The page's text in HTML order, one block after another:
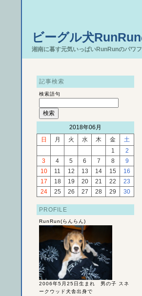
ビーグル犬
湘南に暮す元気いっぱいRunRunのパワ
記事検索
検索語句
2018年06月
日
月 火 水 木 金
土
1
2
3
4 5 6 7 8
9
10
11 12 13 14 15
16
17
18 19 20 21 22
23
24
25 26 27 28 29 30
PROFILE
RunRun(らんらん)
2006年5月25日生まれ 男の子 スネ
ークウッド犬舎出身で